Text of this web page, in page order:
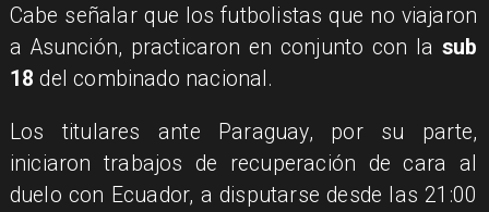
Cabe señalar que los futbolistas que no viajaron
a Asunción, practicaron en conjunto con la sub
18 del combinado nacional.
Los titulares ante Paraguay, por su parte,
iniciaron trabajos de recuperación de cara al
duelo con Ecuador, a disputarse desde las 21:00